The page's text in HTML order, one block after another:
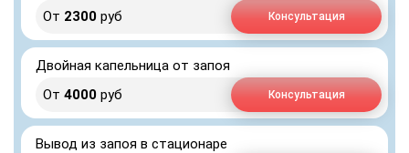
От 2300 руб Консультация
Двойная капельница от запоя
От 4000 руб Консультация
Вывод из запоя в стационаре